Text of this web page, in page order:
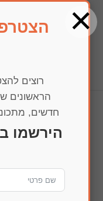
×
רוצים
הראשונים
חדשים,
הירשמו